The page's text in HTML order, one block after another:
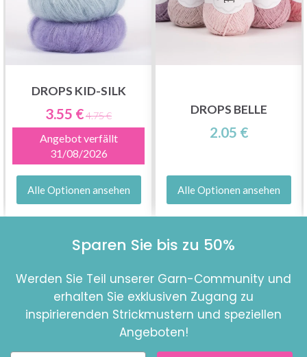
DROPS KID-SILK
3.55 €4.75 €
Angebot verfällt
31/08/2026
Alle Optionen ansehen
DROPS BELLE
2.05 €
Alle Optionen ansehen
Sparen Sie bis zu 50%
Werden Sie Teil unserer Garn-Community und
erhalten Sie exklusiven Zugang zu
inspirierenden Strickmustern und speziellen
Angeboten!